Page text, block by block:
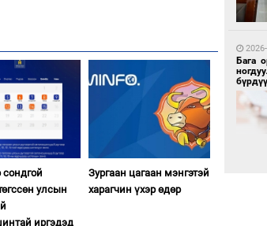
улсын
иргэдэд
Зургаан цагаан мэнгэтэй
харагчин үхэр өдөр
1
Бүх
Бага